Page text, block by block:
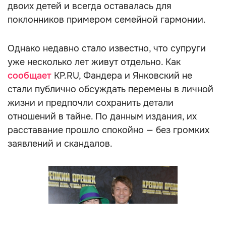
двоих детей и всегда оставалась для
поклонников примером семейной гармонии.
Однако недавно стало известно, что супруги
уже несколько лет живут отдельно. Как
сообщает KP.RU, Фандера и Янковский не
стали публично обсуждать перемены в личной
жизни и предпочли сохранить детали
отношений в тайне. По данным издания, их
расставание прошло спокойно — без громких
заявлений и скандалов.